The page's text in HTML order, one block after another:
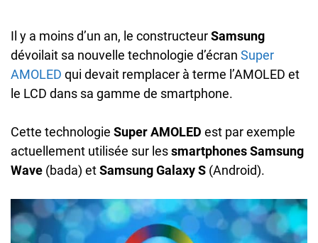
Il y a moins d’un an, le constructeurSamsung
dévoilait sa nouvelle technologie d’écran Super
AMOLED qui devait remplacer à terme l’AMOLED et
le LCD dans sa gamme de smartphone.
Cette technologie Super AMOLED est par exemple
actuellement utilisée sur lessmartphones Samsung
Wave (bada) etSamsung Galaxy S (Android).